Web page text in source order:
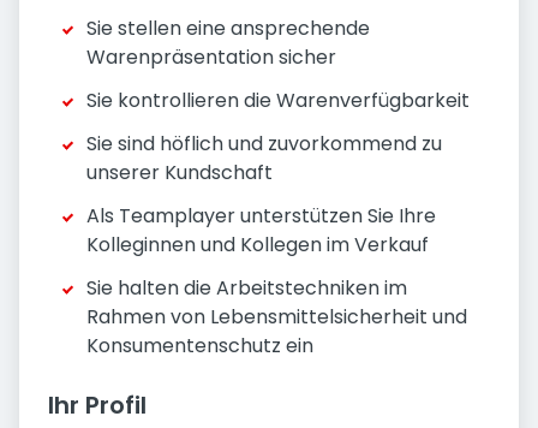
Sie stellen eine ansprechende
Warenpräsentation sicher
Sie kontrollieren die Warenverfügbarkeit
Sie sind höflich und zuvorkommend zu
unserer Kundschaft
Als Teamplayer unterstützen Sie Ihre
Kolleginnen und Kollegen im Verkauf
Sie halten die Arbeitstechniken im
Rahmen von Lebensmittelsicherheit und
Konsumentenschutz ein
Ihr Profil